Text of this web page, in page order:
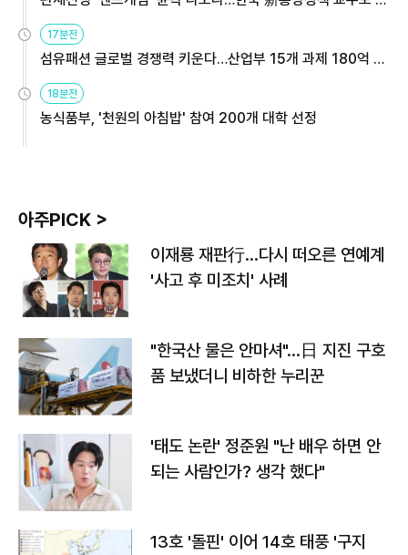
용해야
17분전
섬유패션 글로벌 경쟁력 키운다…산업부 15개 과제 180억 지
원
18분전
농식품부, '천원의 아침밥' 참여 200개 대학 선정
아주PICK >
이재룡 재판行…다시 떠오른 연예계
'사고 후 미조치' 사례
"한국산 물은 안마셔"…日 지진 구호
품 보냈더니 비하한 누리꾼
'태도 논란' 정준원 "난 배우 하면 안
되는 사람인가? 생각 했다"
13호 '돌핀' 이어 14호 태풍 '구지